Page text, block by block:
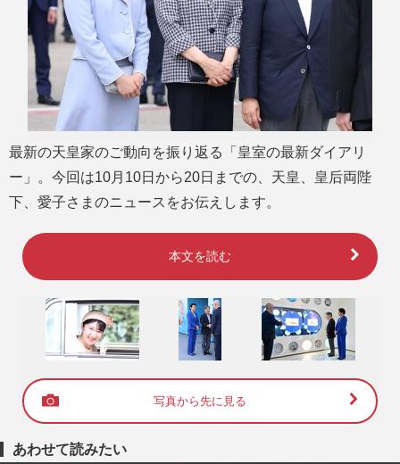
最新の天皇家のご動向を振り返る「皇室の最新ダイアリ
ー」。今回は10月10日から20日までの、天皇、皇后両陛
下、愛子さまのニュースをお伝えします。
本文を読む
写真から先に見る
あわせて読みたい